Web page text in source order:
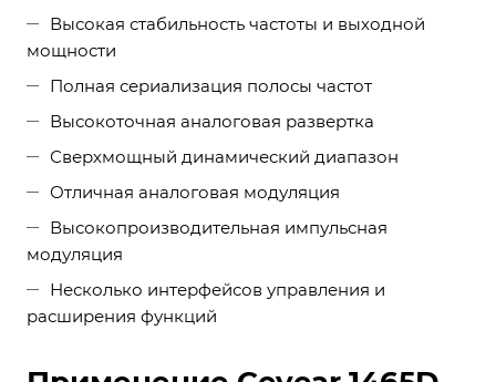
Высокая стабильность частоты и выходной
мощности
Полная сериализация полосы частот
Высокоточная аналоговая развертка
Сверхмощный динамический диапазон
Отличная аналоговая модуляция
Высокопроизводительная импульсная
модуляция
Несколько интерфейсов управления и
расширения функций